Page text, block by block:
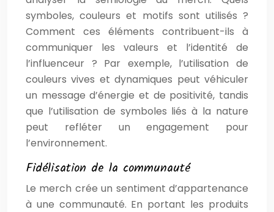
symboles, couleurs et motifs sont utilisés ?
Comment ces éléments contribuent-ils à
communiquer les valeurs et l’identité de
l’influenceur ? Par exemple, l’utilisation de
couleurs vives et dynamiques peut véhiculer
un message d’énergie et de positivité, tandis
que l’utilisation de symboles liés à la nature
peut refléter un engagement pour
l’environnement.
Fidélisation de la communauté
Le merch crée un sentiment d’appartenance
à une communauté. En portant les produits